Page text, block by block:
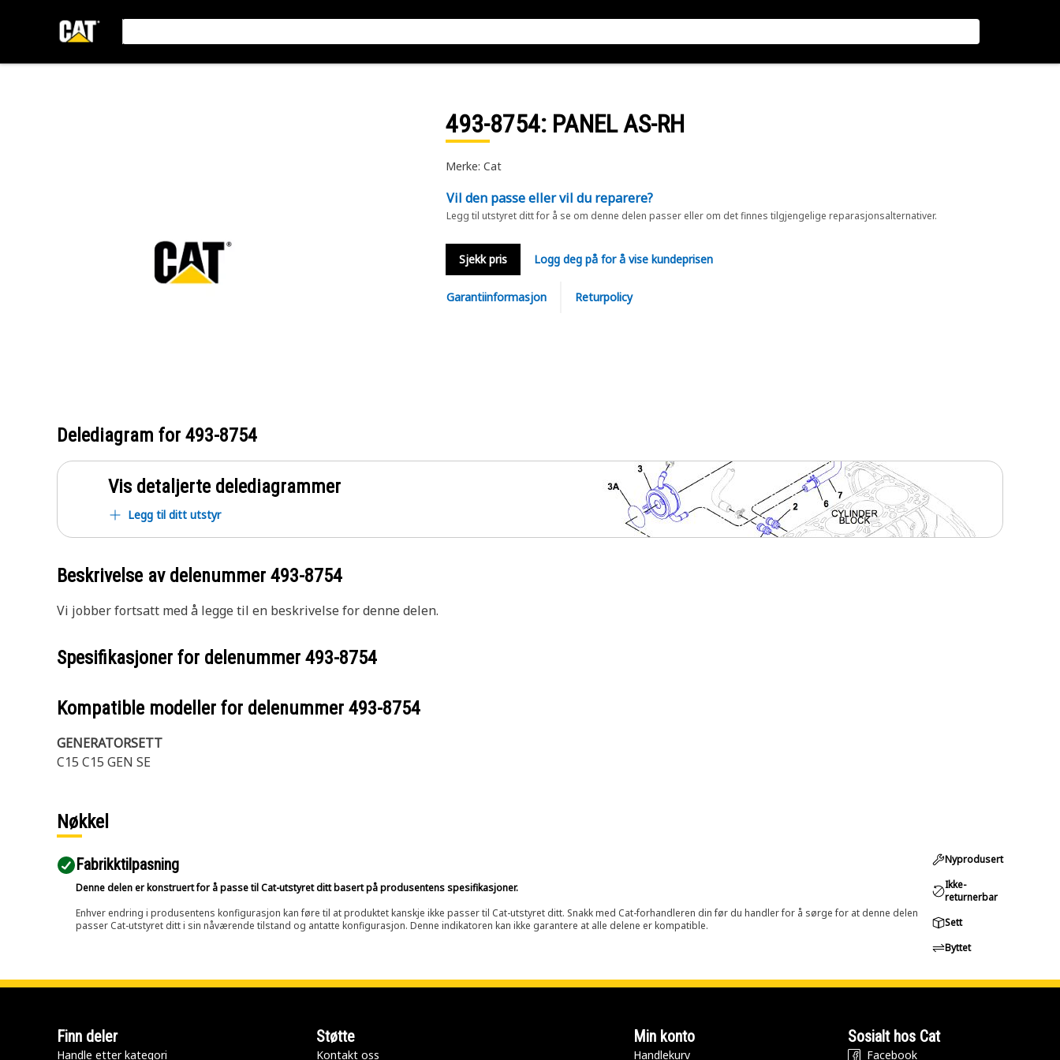
493-8754: PANEL AS-RH
Merke: Cat
Vil den passe eller vil du reparere?
Legg til utstyret ditt for å se om denne delen passer eller om det finnes tilgjengelige reparasjonsalternativer.
Sjekk pris Logg deg på for å vise kundeprisen
Garantiinformasjon Returpolicy
Delediagram for 493-8754
Vis detaljerte delediagrammer
Legg til ditt utstyr
Beskrivelse av delenummer 493-8754
Vi jobber fortsatt med å legge til en beskrivelse for denne delen.
Spesifikasjoner for delenummer 493-8754
Kompatible modeller for delenummer 493-8754
GENERATORSETT
C15 C15 GEN SE
Nøkkel
Fabrikktilpasning
Denne delen er konstruert for å passe til Cat-utstyret ditt basert på produsentens spesifikasjoner.
Enhver endring i produsentens konfigurasjon kan føre til at produktet kanskje ikke passer til Cat-utstyret ditt. Snakk med Cat-forhandleren din før du handler for å sørge for at denne delen
passer Cat-utstyret ditt i sin nåværende tilstand og antatte konfigurasjon. Denne indikatoren kan ikke garantere at alle delene er kompatible.
Nyprodusert
Ikke-
returnerbar
Sett
Byttet
Finn deler
Handle etter kategori
Støtte
Kontakt oss
Min konto
Handlekurv
Sosialt hos Cat
Facebook